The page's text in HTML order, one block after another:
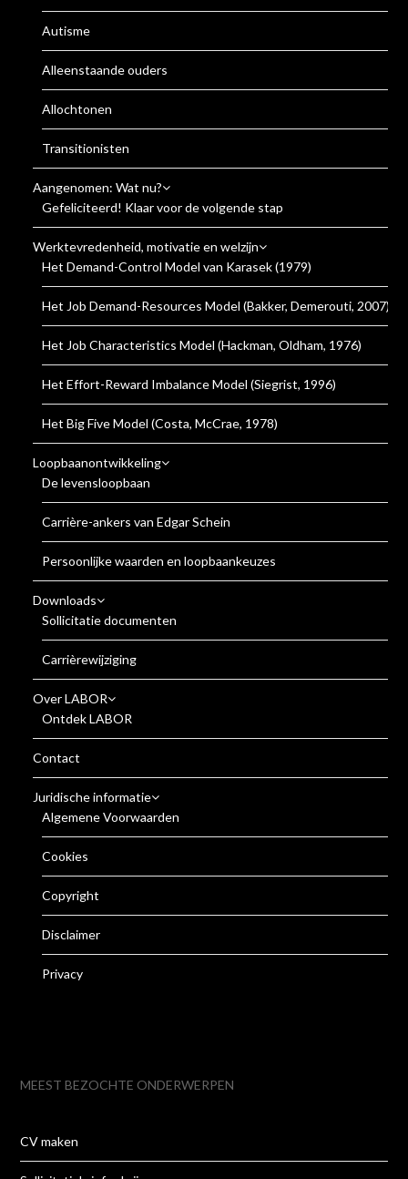
Autisme
Alleenstaande ouders
Allochtonen
Transitionisten
Aangenomen: Wat nu?
Gefeliciteerd! Klaar voor de volgende stap
Werktevredenheid, motivatie en welzijn
Het Demand-Control Model van Karasek (1979)
Het Job Demand-Resources Model (Bakker, Demerouti, 2007)
Het Job Characteristics Model (Hackman, Oldham, 1976)
Het Effort-Reward Imbalance Model (Siegrist, 1996)
Het Big Five Model (Costa, McCrae, 1978)
Loopbaanontwikkeling
De levensloopbaan
Carrière-ankers van Edgar Schein
Persoonlijke waarden en loopbaankeuzes
Downloads
Sollicitatie documenten
Carrièrewijziging
Over LABOR
Ontdek LABOR
Contact
Juridische informatie
Algemene Voorwaarden
Cookies
Copyright
Disclaimer
Privacy
MEEST BEZOCHTE ONDERWERPEN
CV maken